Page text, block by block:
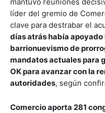
líder del gremio de
clave para destrabar el
días atrás había
barrionuevismo de
mandatos actuales para
OK para avanzar con la
autoridades, según
Comercio aporta 281